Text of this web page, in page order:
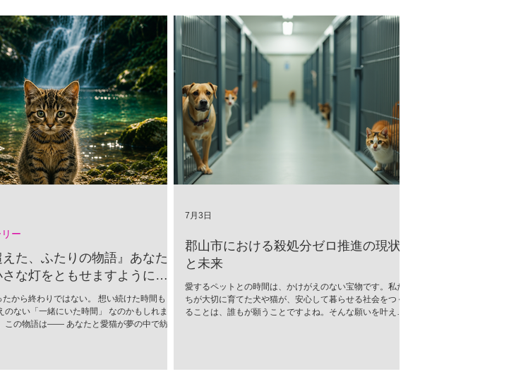
えた、ふたりの物語』あなた
な灯をともせますように。
to flow again
わりではない。 想い続けた時間もま
ー
郡山市における殺処分ゼロ推進の現状
と未来
愛するペットとの時間は、かけがえのない宝物です。私た
ちが大切に育てた犬や猫が、安心して暮らせる社会をつく
ることは、誰もが願うことですよね。そんな願いを叶える
7月3日